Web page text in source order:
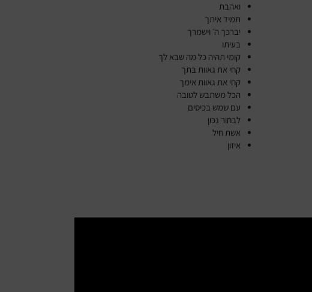
ואהבת
תמיד איתך
יברכך ה׳ וישמרך
בעיתו
קומי תהיה כל מה שבא לך
קחי את גאוות בתך
קחי את גאוות אימך
הכל משתבש לטובה
עם שמש בכיסים
לבחור נכון
אשת חיל
איזון